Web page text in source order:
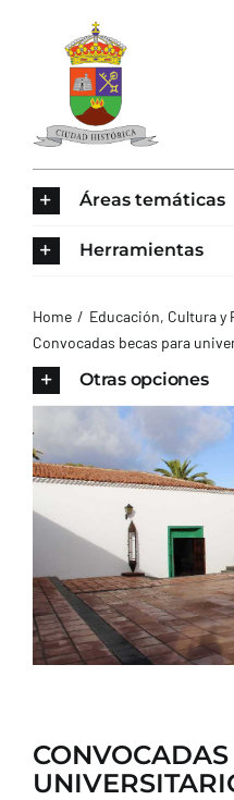
contenido
AYUNTAMIENTO
TURISMO
CONTACTO
Áreas temáticas
Herramientas
Home
Educación, Cultura y
Convocadas becas para
Otras opciones